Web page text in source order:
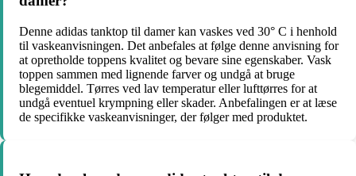
Denne adidas tanktop til damer kan vaskes ved 30° C i henhold
til vaskeanvisningen. Det anbefales at følge denne anvisning for
at opretholde toppens kvalitet og bevare sine egenskaber. Vask
toppen sammen med lignende farver og undgå at bruge
blegemiddel. Tørres ved lav temperatur eller lufttørres for at
undgå eventuel krympning eller skader. Anbefalingen er at læse
de specifikke vaskeanvisninger, der følger med produktet.